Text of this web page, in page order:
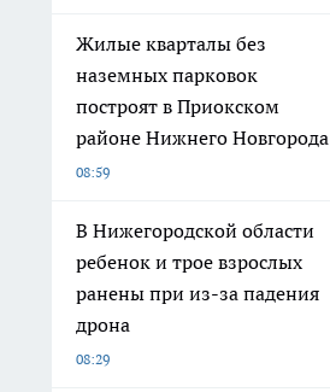
Жилые кварталы без
наземных парковок
построят в Приокском
районе Нижнего Новгорода
08:59
В Нижегородской области
ребенок и трое взрослых
ранены при из-за падения
дрона
08:29